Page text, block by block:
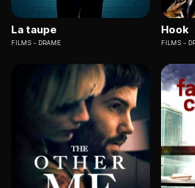
La taupe
FILMS DRAME
Hook
FILMS